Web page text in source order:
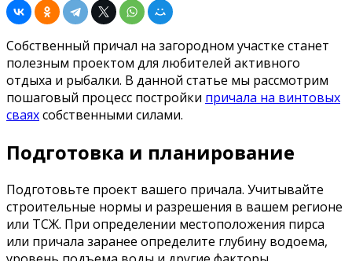
Собственный причал на загородном участке станет
полезным проектом для любителей активного
отдыха и рыбалки. В данной статье мы рассмотрим
пошаговый процесс постройки причала на винтовых
сваяхсобственными силами.
Подготовка и планирование
Подготовьте проект вашего причала. Учитывайте
строительные нормы и разрешения в вашем регионе
или ТСЖ. При определении местоположения пирса
или причала заранее определите глубину водоема,